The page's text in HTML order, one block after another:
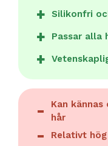
Silikonfri
Passar alla
Kan
hår
Relativt